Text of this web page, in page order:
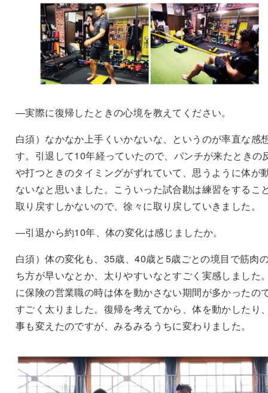
―実際に復帰したときの心境を教えてください。
白須）なかなか上手くいかないな、というのが率直な感
す。引退して10年経っていたので、パンチが来たときの
や打つときのタイミングがずれていて、思うように体が
ないなと思いました。こういった試合勘は練習をするこ
取り戻すしかないので、徐々に取り戻していきました。
―引退から約10年、体の変化は感じましたか。
白須）体の変化も、35歳、40歳と5歳ごとの境目で筋肉
ち方が早いなとか、太りやすいなとすごく実感しました
に保険の営業職の時は体を動かさない期間が多かったの
すごく太りました。復帰を考えてから、体を動かしたり
事も変えたのですが、みるみるうちに変わりました。